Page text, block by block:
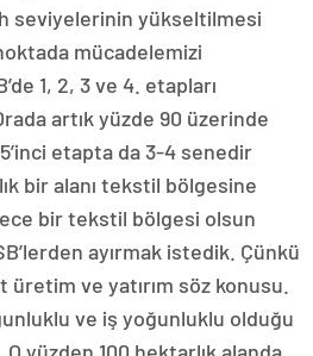
seviyelerinin yükseltilmesi
mücadelemizi
1, 2, 3 ve 4. etapları
artık yüzde 90 üzerinde
etapta da 3-4 senedir
bir alanı tekstil bölgesine
bir tekstil bölgesi olsun
ayırmak istedik. Çünkü
üretim ve yatırım söz konusu.
ve iş yoğunluklu olduğu